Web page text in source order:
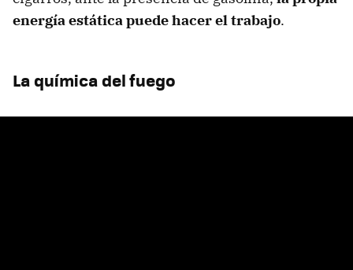
energía estática puede hacer el trabajo.
La química del fuego